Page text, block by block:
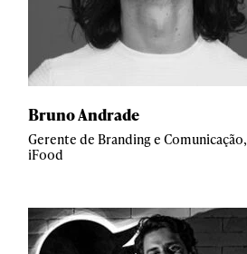
Bruno Andrade
Gerente de Branding e Comunicação,
iFood